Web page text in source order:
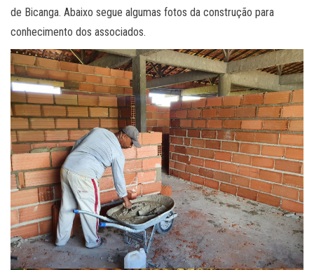
de Bicanga. Abaixo segue algumas fotos da construção para
conhecimento dos associados.